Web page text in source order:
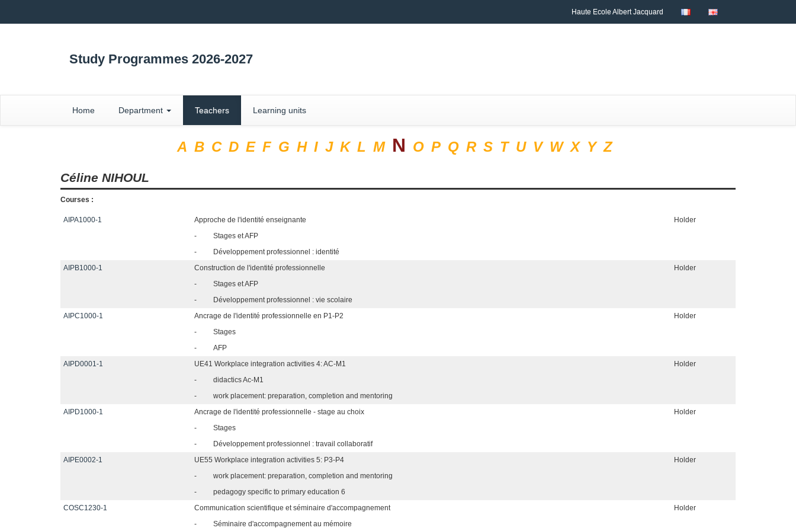
Haute Ecole Albert Jacquard
Study Programmes 2026-2027
Home Department Teachers Learning units
A B C D E F G H I J K L M N O P Q R S T U V W X Y Z
Céline NIHOUL
Courses :
AIPA1000-1 Approche de l'identité enseignante
Holder
-
Stages et AFP
-
Développement professionnel : identité
AIPB1000-1
Construction de l'identité professionnelle
Holder
-
Stages et AFP
-
Développement professionnel : vie scolaire
AIPC1000-1
Ancrage de l'identité professionnelle en P1-P2
Holder
-
Stages
-
AFP
AIPD0001-1
UE41 Workplace integration activities 4: AC-M1
Holder
-
didactics Ac-M1
-
work placement: preparation, completion and mentoring
AIPD1000-1
Ancrage de l'identité professionnelle - stage au choix
Holder
-
Stages
-
Développement professionnel : travail collaboratif
AIPE0002-1
UE55 Workplace integration activities 5: P3-P4
Holder
-
work placement: preparation, completion and mentoring
-
pedagogy specific to primary education 6
COSC1230-1
Communication scientifique et séminaire d'accompagnement
Holder
-
Séminaire d'accompagnement au mémoire